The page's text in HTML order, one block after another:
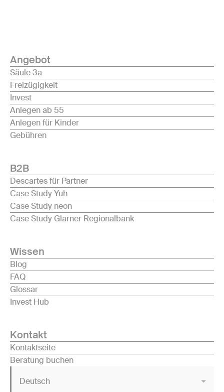
Angebot
Säule 3a
Freizügigkeit
Invest
Anlegen ab 55
Anlegen für Kinder
Gebühren
B2B
Descartes für Partner
Case Study Yuh
Case Study neon
Case Study Glarner Regionalbank
Wissen
Blog
FAQ
Glossar
Invest Hub
Kontakt
Kontaktseite
Beratung buchen
Deutsch